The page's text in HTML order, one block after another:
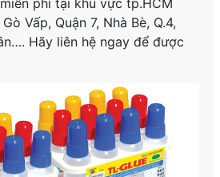
Vấp, Quận 7, Nhà Bè, Q.4,
Hãy liên hệ ngay để được